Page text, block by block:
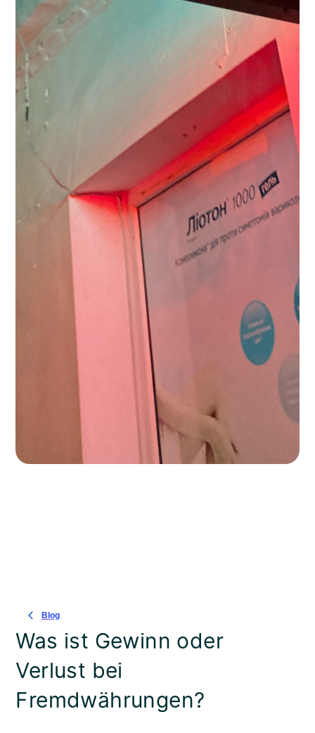
Blog
Was ist Gewinn oder
Verlust bei
Fremdwährungen?